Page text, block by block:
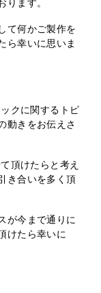
ります。
て何かご製作を
ら幸いに思いま
クに関するトピ
動きをお伝えさ
頂けたらと考え
き合いを多く頂
が今まで通りに
けたら幸いに